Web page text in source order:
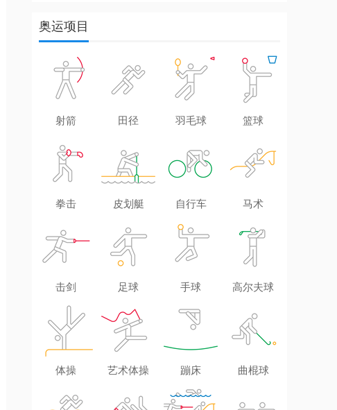
奥运项目
射箭 田径 羽毛球 篮球
拳击 皮划艇 自行车 马术
击剑 足球 手球 高尔夫球
体操 艺术体操 蹦床 曲棍球